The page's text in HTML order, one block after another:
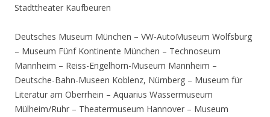
Stadttheater Kaufbeuren
Deutsches Museum München – VW-AutoMuseum Wolfsburg
– Museum Fünf Kontinente München – Technoseum
Mannheim – Reiss-Engelhorn-Museum Mannheim –
Deutsche-Bahn-Museen Koblenz, Nürnberg – Museum für
Literatur am Oberrhein – Aquarius Wassermuseum
Mülheim/Ruhr – Theatermuseum Hannover – Museum